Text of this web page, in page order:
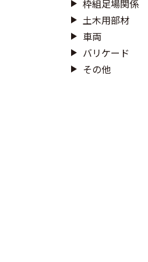
枠組足場関係
土木用部材
車両
バリケード
その他